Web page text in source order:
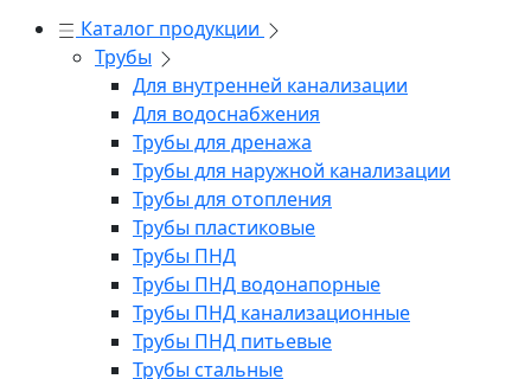
Каталог продукции
Трубы
Для внутренней канализации
Для водоснабжения
Трубы для дренажа
Трубы для наружной канализации
Трубы для отопления
Трубы пластиковые
Трубы ПНД
Трубы ПНД водонапорные
Трубы ПНД канализационные
Трубы ПНД питьевые
Трубы стальные